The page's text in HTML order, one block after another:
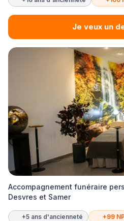
Je veux un
Accompagnement funéraire
Desvres et Samer
+5 ans d'ancienneté +99